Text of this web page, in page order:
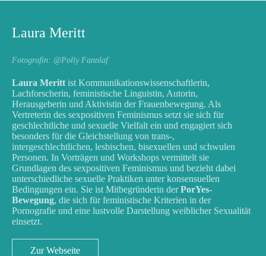
Laura Meritt
Fotografin: @Polly Fannlaf
Laura Meritt ist Kommunikationswissenschaftlerin,
Lachforscherin, feministische Linguistin, Autorin,
Herausgeberin und Aktivistin der Frauenbewegung. Als
Vertreterin des sexpositiven Feminismus setzt sie sich für
geschlechtliche und sexuelle Vielfalt ein und engagiert sich
besonders für die Gleichstellung von trans-,
intergeschlechtlichen, lesbischen, bisexuellen und schwulen
Personen. In Vorträgen und Workshops vermittelt sie
Grundlagen des sexpositiven Feminismus und bezieht dabei
unterschiedliche sexuelle Praktiken unter konsensuellen
Bedingungen ein. Sie ist Mitbegründerin derPorYes-
Bewegung, die sich für feministische Kriterien in der
Pornografie und eine lustvolle Darstellung weiblicher Sexualität
einsetzt.
Zur Webseite